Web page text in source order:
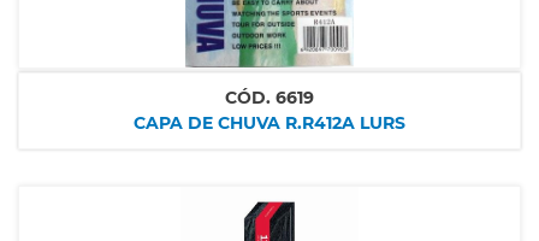
CÓD. 6619
CAPA DE CHUVA R.R412A LURS